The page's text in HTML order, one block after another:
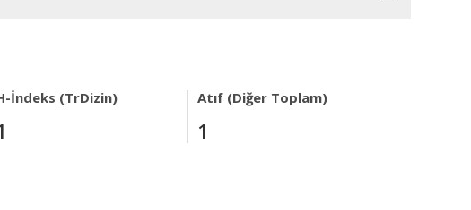
İndeks (TrDizin) Atıf (Diğer Toplam)
1